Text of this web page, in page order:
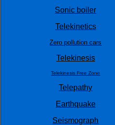
Sonic boiler
Telekinetics
Zero pollution cars
Telekinesis
Telekinesis Free Zone
Telepathy
Earthquake
Seismograph